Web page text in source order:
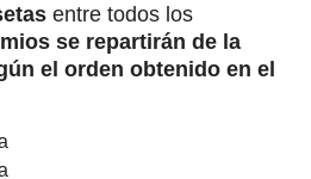
entre todos los
se repartirán de la
el orden obtenido en el